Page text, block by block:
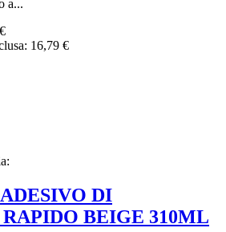
a...
16,79 €
DI
BEIGE 310ML